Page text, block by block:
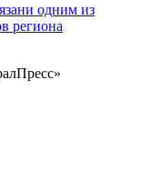
одним из
региона